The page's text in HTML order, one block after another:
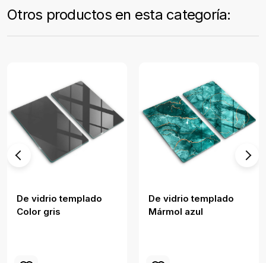
Otros productos en esta categoría:
De vidrio templado
Color gris
De vidrio templado
Mármol azul